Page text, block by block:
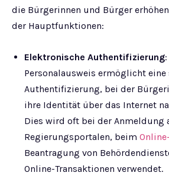
die Bürgerinnen und Bürger
der Hauptfunktionen:
Elektronische Authentifizierung
Personalausweis ermöglicht eine
Authentifizierung, bei der
ihre Identität über das Internet
Dies wird oft bei der Anmeldung
Regierungsportalen, beim
Beantragung von
Online-Transaktionen verwendet.